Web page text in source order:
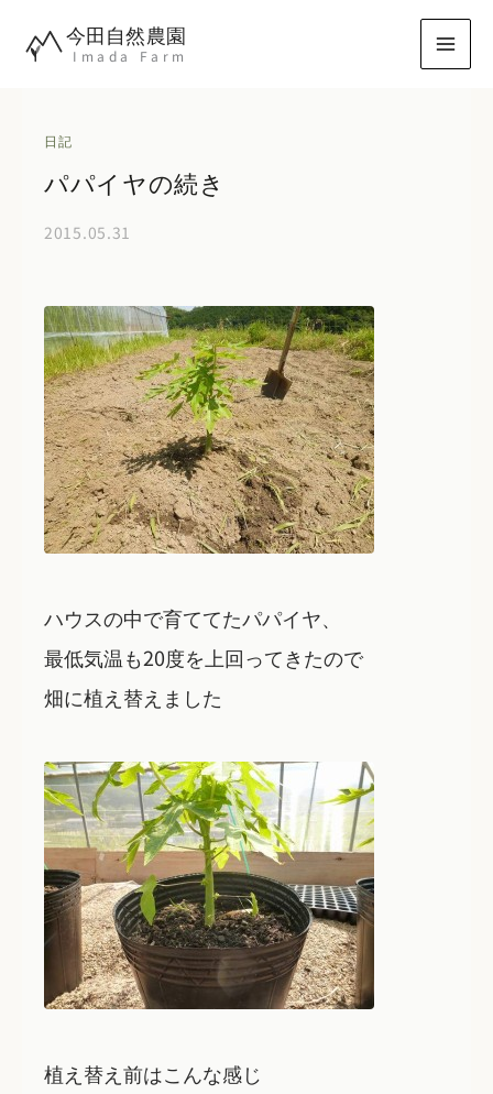
今田自然農園
Imada Farm
日記
パパイヤの続き
2015.05.31
ハウスの中で育ててたパパイヤ、
最低気温も20度を上回ってきたので
畑に植え替えました
植え替え前はこんな感じ